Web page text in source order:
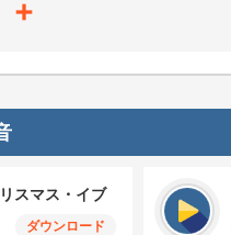
VK
スマス・イブ
ダウンロード